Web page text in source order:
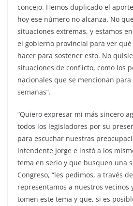
concejo. Hemos duplicado el
hoy ese número no alcanza. No
situaciones extremas, y estamos
el gobierno provincial para ver
hacer para sostener esto. No
situaciones de conflicto, como los
nacionales que se mencionan
semanas”.
“Quiero expresar mi más sincero
todos los legisladores por su
para escuchar nuestras
intendente Jorge e instó a los
tema en serio y que busquen una
Congreso, “les pedimos, a través
representamos a nuestros vecinos
tomen este tema y que, si es